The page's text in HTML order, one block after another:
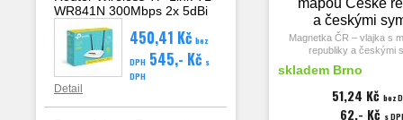
WR841N 300Mbps 2x 5dBi
anténa, 4x LAN, WAN, WPS
450,41 Kč bez
DPH 545,- Kč s
DPH
Detail
mapou České
a českými
Magnetka ČR – vlajka s
republiky a českými
Rozměry magnetky
Nápisy Czech
skladem Brno
51,24 Kčbez
62,- Kč s